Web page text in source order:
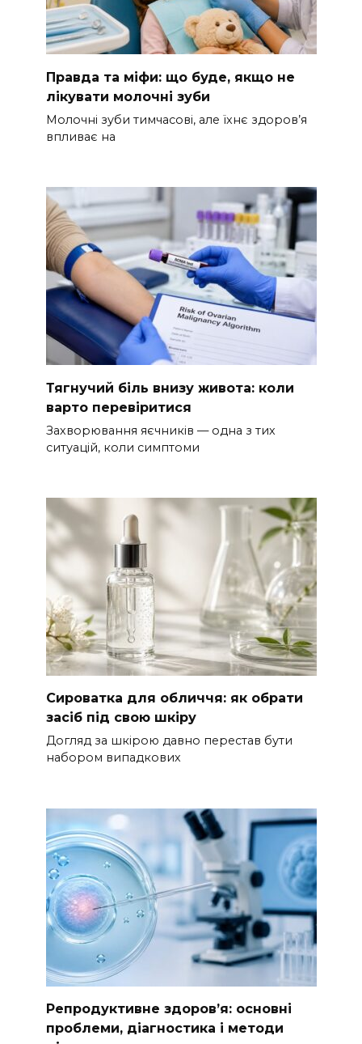
Правда та міфи: що буде, якщо не
лікувати молочні зуби
Молочні зуби тимчасові, але їхнє здоров’я
впливає на
Тягнучий біль внизу живота: коли
варто перевіритися
Захворювання яєчників — одна з тих
ситуацій, коли симптоми
Сироватка для обличчя: як обрати
засіб під свою шкіру
Догляд за шкірою давно перестав бути
набором випадкових
Репродуктивне здоров’я: основні
проблеми, діагностика і методи